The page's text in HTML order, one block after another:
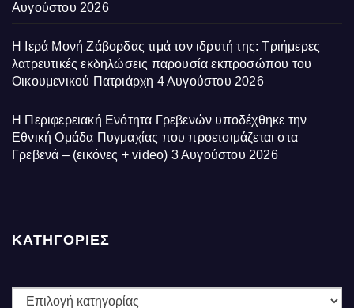
Αυγούστου 2026
Η Ιερά Μονή Ζάβορδας τιμά τον ιδρυτή της: Τριήμερες
λατρευτικές εκδηλώσεις παρουσία εκπροσώπου του
Οικουμενικού Πατριάρχη 4 Αυγούστου 2026
Η Περιφερειακή Ενότητα Γρεβενών υποδέχθηκε την
Εθνική Ομάδα Πυγμαχίας που προετοιμάζεται στα
Γρεβενά – (εικόνες + video) 3 Αυγούστου 2026
ΚΑΤΗΓΟΡΙΕΣ
ΚΑΤΗΓΟΡΙΕΣ